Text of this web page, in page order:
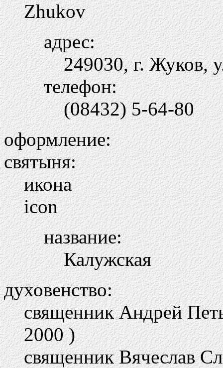
Zhukov
адрес:
249030, г. Жуков,
телефон:
(08432) 5-64-80
оформление:
святыня:
икона
icon
название:
Калужская
духовенство:
священник Андрей
2000 )
священник Вячеслав